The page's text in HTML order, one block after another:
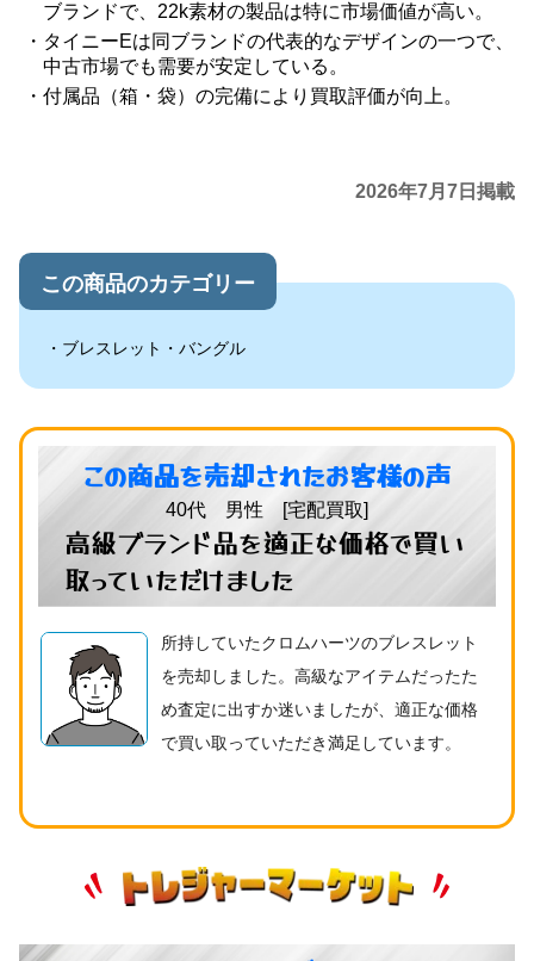
ブランドで、22k素材の製品は特に市場価値が高い。
タイニーEは同ブランドの代表的なデザインの一つで、
中古市場でも需要が安定している。
付属品（箱・袋）の完備により買取評価が向上。
2026年7月7日掲載
この商品のカテゴリー
ブレスレット・バングル
この商品を売却されたお客様の声
40代 男性 [宅配買取]
高級ブランド品を適正な価格で買い
取っていただけました
所持していたクロムハーツのブレスレット
を売却しました。高級なアイテムだったた
め査定に出すか迷いましたが、適正な価格
で買い取っていただき満足しています。